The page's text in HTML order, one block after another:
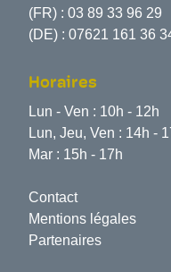
(FR) : 03 89 33 96 29
(DE) : 07621 161 36
Horaires
Lun - Ven : 10h - 12h
Lun, Jeu, Ven : 14h -
Mar : 15h - 17h
Contact
Mentions légales
Partenaires